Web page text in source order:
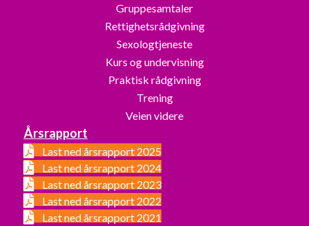
Gruppesamtaler
Rettighetsrådgivning
Sexologtjeneste
Kurs og undervisning
Praktisk rådgivning
Trening
Veien videre
Årsrapport
Last ned årsrapport 2025
Last ned årsrapport 2024
Last ned årsrapport 2023
Last ned årsrapport 2022
Last ned årsrapport 2021